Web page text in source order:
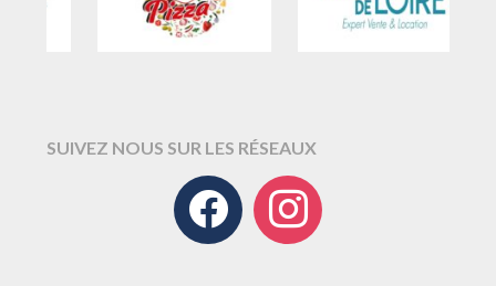
SUIVEZ NOUS SUR LES RÉSEAUX